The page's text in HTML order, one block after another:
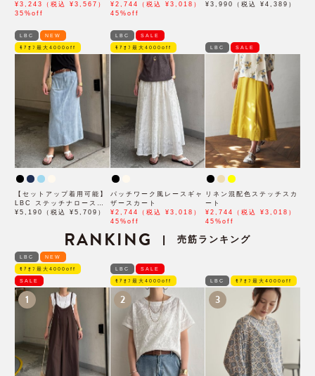
¥3,243（税込 ¥3,567）
35%off
¥2,744（税込 ¥3,018）
45%off
¥3,990（税込 ¥4,389）
LBC NEW
ﾓｱｵﾌ最大4000off
【セットアップ着用可能】
LBC ステッチナロースカ
ート
¥5,190（税込 ¥5,709）
LBC SALE
ﾓｱｵﾌ最大4000off
パッチワーク風レースギャ
ザースカート
¥2,744（税込 ¥3,018）
45%off
LBC SALE
リネン混配色ステッチスカ
ート
¥2,744（税込 ¥3,018）
45%off
RANKING | 売筋ランキング
LBC NEW
ﾓｱｵﾌ最大4000off
SALE
1
LBC SALE
ﾓｱｵﾌ最大4000off
2
LBC ﾓｱｵﾌ最大4000off
3